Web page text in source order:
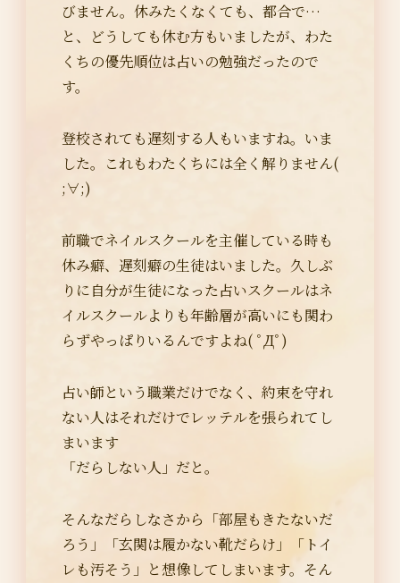
びません。休みたくなくても、都合で…
と、どうしても休む方もいましたが、わた
くちの優先順位は占いの勉強だったので
す。
登校されても遅刻する人もいますね。いま
した。これもわたくちには全く解りません(
;∀;)
前職でネイルスクールを主催している時も
休み癖、遅刻癖の生徒はいました。久しぶ
りに自分が生徒になった占いスクールはネ
イルスクールよりも年齢層が高いにも関わ
らずやっぱりいるんですよね( ﾟДﾟ)
占い師という職業だけでなく、約束を守れ
ない人はそれだけでレッテルを張られてし
まいます
「だらしない人」だと。
そんなだらしなさから「部屋もきたないだ
ろう」「玄関は履かない靴だらけ」「トイ
レも汚そう」と想像してしまいます。そん